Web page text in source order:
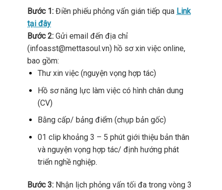
Bước 1: Điền phiếu phỏng vấn gián tiếp qua Link
tại đây
Bước 2: Gửi email đến địa chỉ
(infoasst@mettasoul.vn) hồ sơ xin việc online,
bao gồm:
Thư xin việc (nguyện vọng hợp tác)
Hồ sơ năng lực làm việc có hình chân dung
(CV)
Bằng cấp/ bảng điểm (chụp bản gốc)
01 clip khoảng 3 – 5 phút giới thiệu bản thân
và nguyện vọng hợp tác/ định hướng phát
triển nghề nghiệp.
Bước 3: Nhận lịch phỏng vấn tối đa trong vòng 3